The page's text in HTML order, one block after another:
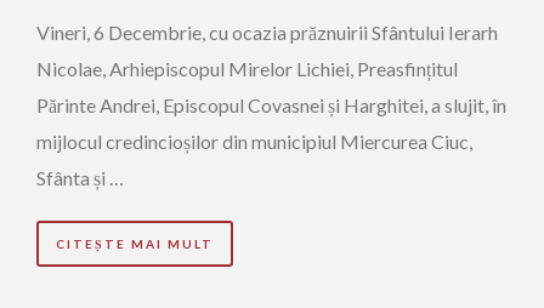
Vineri, 6 Decembrie, cu ocazia prăznuirii Sfântului Ierarh
Nicolae, Arhiepiscopul Mirelor Lichiei, Preasfințitul
Părinte Andrei, Episcopul Covasnei și Harghitei, a slujit, în
mijlocul credincioșilor din municipiul Miercurea Ciuc,
Sfânta și …
CITEȘTE MAI MULT